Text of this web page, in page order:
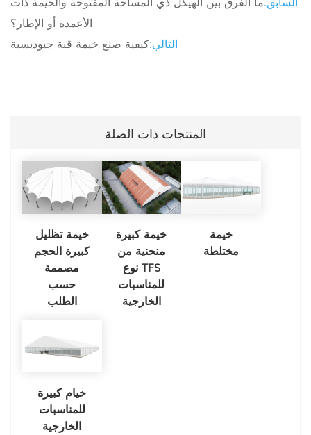
الأعمدة أو الإطار؟
التالي:كيفية صنع خيمة قبة جيوديسية
المنتجات ذات الصلة
خيمة تظليل
كبيرة الحجم
مصممة
حسب
الطلب
خيمة كبيرة
منحنية من
نوع TFS
للمناسبات
الخارجية
خيمة
مختلطة
خيام كبيرة
للمناسبات
الخارجية